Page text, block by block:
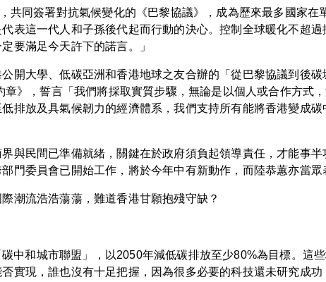
同簽署對抗氣候變化的《巴黎協議》，成為歷來最多國家在
表這一代人和子孫後代起而行動的決心。控制全球暖化不超
要滿足今天許下的諾言。」
開大學、低碳亞洲和香港地球之友合辦的「從巴黎協議到後
》，誓言「我們將採取實質步驟，無論是以個人或合作方式
排放及具氣候韌力的經濟體系，我們支持所有能將香港變成
與民間已準備就緒，關鍵在於政府須負起領導責任，才能事
門委員會已開始工作，將於今年中有新動作，而陸恭蕙亦當眾
潮流浩浩蕩蕩，難道香港甘願抱殘守缺？
中和城市聯盟」，以2050年減低碳排放至少80%為目標。這
實現，誰也沒有十足把握，因為很多必要的科技還未研究成